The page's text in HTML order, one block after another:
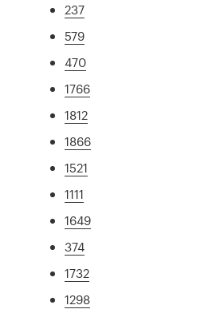
237
579
470
1766
1812
1866
1521
1111
1649
374
1732
1298